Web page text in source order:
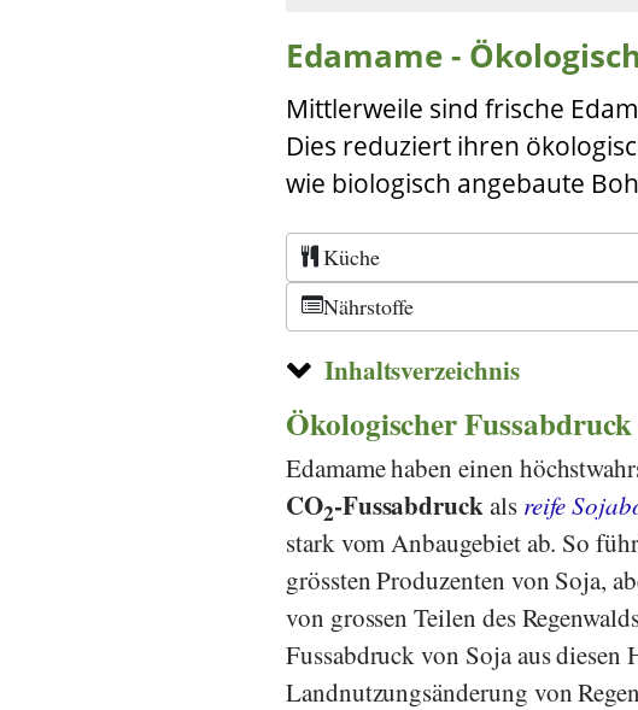
Edamame -
Mittlerweile sind frische
Dies reduziert ihren
wie biologisch angebaute
Küche
Nährstoffe
Inhaltsverzeichnis
Ökologischer
Edamame haben einen
CO2-Fussabdruckals reife
stark vom Anbaugebiet ab. So
grössten Produzenten von Soja,
von grossen Teilen des
Fussabdruck von Soja aus
Landnutzungsänderung von